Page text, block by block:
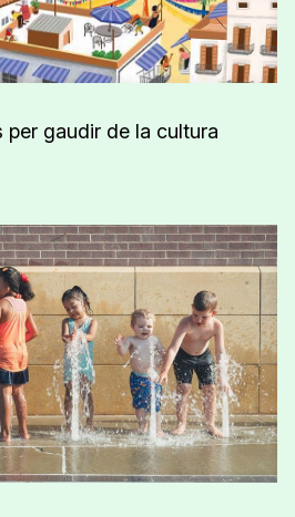
gaudir de la cultura